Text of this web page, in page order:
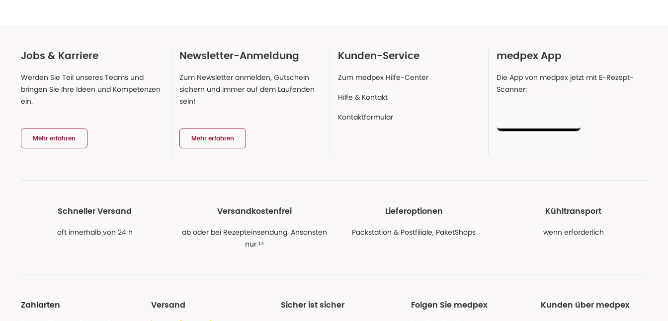
Jobs & Karriere
Werden Sie Teil unseres Teams und
bringen Sie Ihre Ideen und Kompetenzen
ein.
Mehr erfahren
Newsletter-Anmeldung
Zum Newsletter anmelden, Gutschein
sichern und immer auf dem Laufenden
sein!
Mehr erfahren
Kunden-Service
Zum medpex Hilfe-Center
Hilfe & Kontakt
Kontaktformular
medpex App
Die App von medpex jetzt mit E-Rezept-
Scanner:
Schneller Versand
oft innerhalb von 24 h
Versandkostenfrei
ab oder bei Rezepteinsendung. Ansonsten
nur ¹⁴
Lieferoptionen
Packstation & Postfiliale, PaketShops
Kühltransport
wenn erforderlich
Zahlarten Versand Sicher ist sicher Folgen Sie medpex Kunden über medpex